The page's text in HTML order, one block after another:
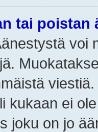
tai poistan
voi
kukaan ei
joku on jo